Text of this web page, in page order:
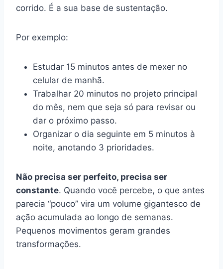
corrido. É a sua base de sustentação.
Por exemplo:
Estudar 15 minutos antes de mexer no
celular de manhã.
Trabalhar 20 minutos no projeto principal
do mês, nem que seja só para revisar ou
dar o próximo passo.
Organizar o dia seguinte em 5 minutos à
noite, anotando 3 prioridades.
Não precisa ser perfeito, precisa ser
constante. Quando você percebe, o que antes
parecia “pouco” vira um volume gigantesco de
ação acumulada ao longo de semanas.
Pequenos movimentos geram grandes
transformações.